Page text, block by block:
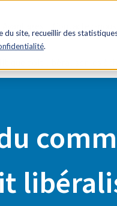
site, recueillir des
.